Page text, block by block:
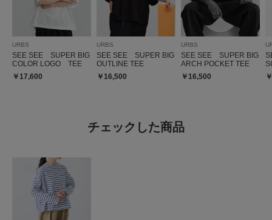
URBS
SEE SEE SUPER BIG
COLOR LOGO TEE
￥17,600
URBS
SEE SEE SUPER BIG
OUTLINE TEE
￥16,500
URBS
SEE SEE SUPER BIG
ARCH POCKET TEE
￥16,500
チェックした商品